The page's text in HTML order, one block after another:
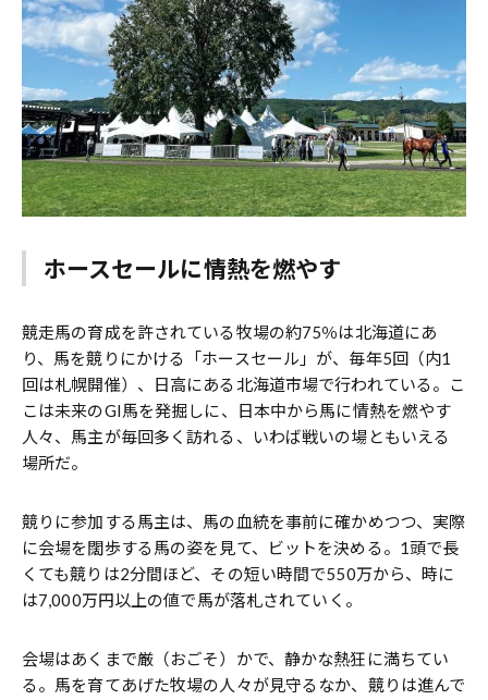
ホースセールに情熱を燃やす
競走馬の育成を許されている牧場の約75％は北海道にあ
り、馬を競りにかける「ホースセール」が、毎年5回（内1
回は札幌開催）、日高にある北海道市場で行われている。こ
こは未来のGI馬を発掘しに、日本中から馬に情熱を燃やす
人々、馬主が毎回多く訪れる、いわば戦いの場ともいえる
場所だ。
競りに参加する馬主は、馬の血統を事前に確かめつつ、実際
に会場を闊歩する馬の姿を見て、ビットを決める。1頭で長
くても競りは2分間ほど、その短い時間で550万から、時に
は7,000万円以上の値で馬が落札されていく。
会場はあくまで厳（おごそ）かで、静かな熱狂に満ちてい
る。馬を育てあげた牧場の人々が見守るなか、競りは進んで